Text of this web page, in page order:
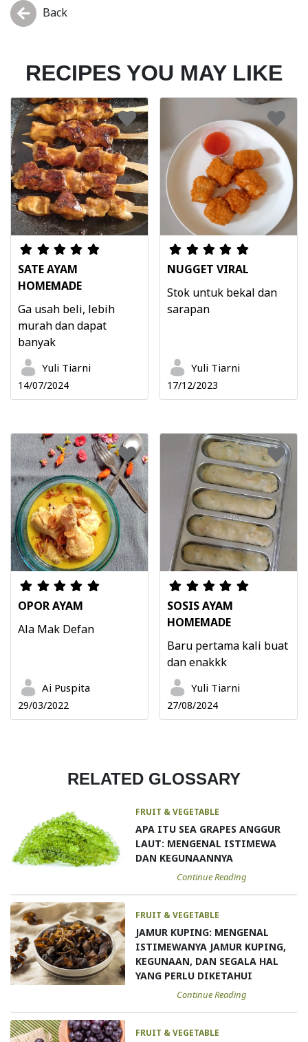
Back
RECIPES YOU MAY LIKE
SATE AYAM
HOMEMADE
Ga usah beli, lebih
murah dan dapat
banyak
Yuli Tiarni
14/07/2024
NUGGET VIRAL
Stok untuk bekal dan
sarapan
Yuli Tiarni
17/12/2023
OPOR AYAM
Ala Mak Defan
Ai Puspita
29/03/2022
SOSIS AYAM
HOMEMADE
Baru pertama kali buat
dan enakkk
Yuli Tiarni
27/08/2024
RELATED GLOSSARY
FRUIT & VEGETABLE
APA ITU SEA GRAPES ANGGUR
LAUT: MENGENAL ISTIMEWA
DAN KEGUNAANNYA
Continue Reading
FRUIT & VEGETABLE
JAMUR KUPING: MENGENAL
ISTIMEWANYA JAMUR KUPING,
KEGUNAAN, DAN SEGALA HAL
YANG PERLU DIKETAHUI
Continue Reading
FRUIT & VEGETABLE